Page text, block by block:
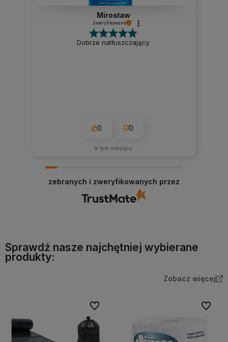
Mirosław
zweryfikowano
Dobrze natłuszczający.
0 0
w tym miesiącu
zebranych i zweryfikowanych przez
Sprawdź nasze najchętniej wybierane
produkty:
Zobacz więcej
Do ulubionych Do